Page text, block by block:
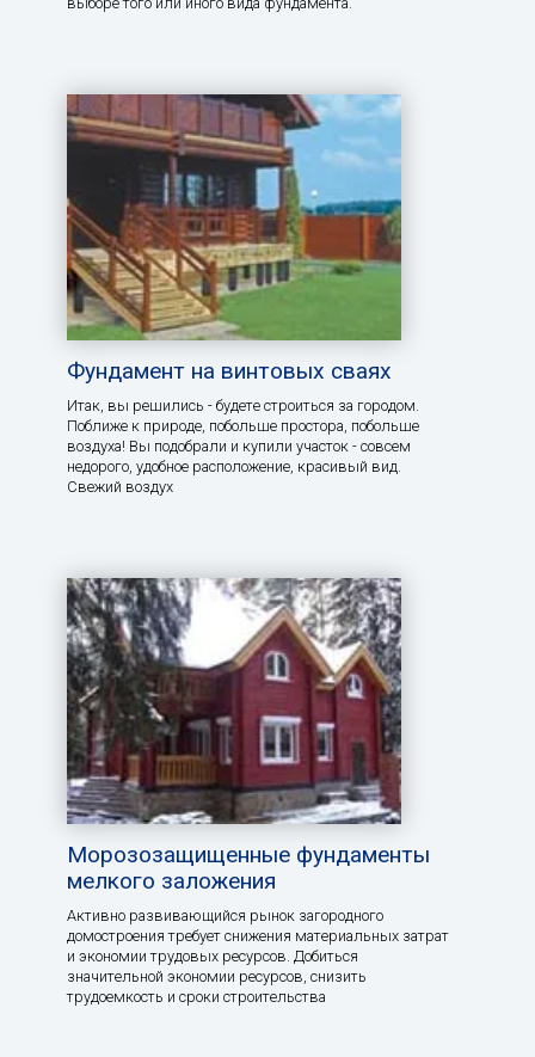
Фундамент на винтовых сваях
Итак, вы решились - будете строиться за городом.
Поближе к природе, побольше простора, побольше
воздуха! Вы подобрали и купили участок - совсем
недорого, удобное расположение, красивый вид.
Свежий воздух
Морозозащищенные фундаменты
мелкого заложения
Активно развивающийся рынок загородного
домостроения требует снижения материальных затрат
и экономии трудовых ресурсов. Добиться
значительной экономии ресурсов, снизить
трудоемкость и сроки строительства